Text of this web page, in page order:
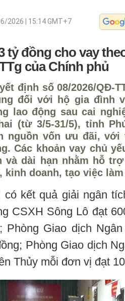
2026 | 15:14GMT+7
tỷ đồng cho vay
của Chính phủ
định số 08/2026/QĐ-
đối với hộ gia đình
lao động sau cai
(từ 3/5-31/5), tỉnh
nguồn vốn ưu đãi, với
Các khoản vay chủ
và dài hạn nhằm hỗ
kinh doanh, tạo việc
có kết quả giải ngân
CSXH Sông Lô đạt
Phòng Giao dịch
Phòng Giao dịch
Thủy mỗi đơn vị đạt